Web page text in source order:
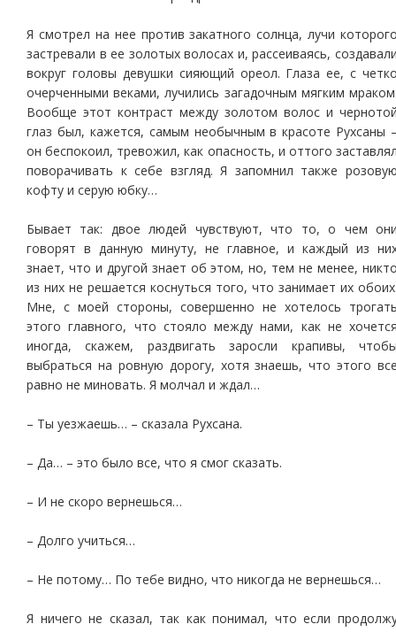
Я смотрел на нее против закатного солнца, лучи
застревали в ее золотых волосах и, рассеиваясь,
вокруг головы девушки сияющий ореол. Глаза ее, с
очерченными веками, лучились загадочным мягким
Вообще этот контраст между золотом волос и
глаз был, кажется, самым необычным в красоте Рухсаны
он беспокоил, тревожил, как опасность, и оттого
поворачивать к себе взгляд. Я запомнил также
кофту и серую юбку…
Бывает так: двое людей чувствуют, что то, о чем
говорят в данную минуту, не главное, и каждый из
знает, что и другой знает об этом, но, тем не менее,
из них не решается коснуться того, что занимает их
Мне, с моей стороны, совершенно не хотелось
этого главного, что стояло между нами, как не
иногда, скажем, раздвигать заросли крапивы,
выбраться на ровную дорогу, хотя знаешь, что этого
равно не миновать. Я молчал и ждал…
– Ты уезжаешь… – сказала Рухсана.
– Да… – это было все, что я смог сказать.
– И не скоро вернешься…
– Долго учиться…
– Не потому… По тебе видно, что никогда не вернешься…
Я ничего не сказал, так как понимал, что если